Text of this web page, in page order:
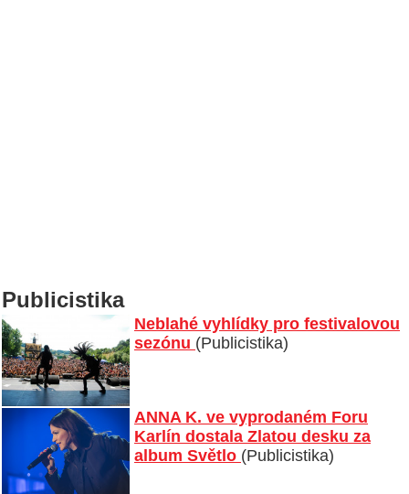
Publicistika
Neblahé vyhlídky pro festivalovou
sezónu (Publicistika)
ANNA K. ve vyprodaném Foru
Karlín dostala Zlatou desku za
album Světlo (Publicistika)